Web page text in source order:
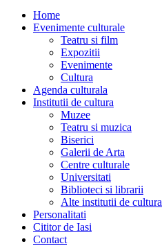
Home
Evenimente culturale
Teatru si film
Expozitii
Evenimente
Cultura
Agenda culturala
Institutii de cultura
Muzee
Teatru si muzica
Biserici
Galerii de Arta
Centre culturale
Universitati
Biblioteci si librarii
Alte institutii de cultura
Personalitati
Cititor de Iasi
Contact